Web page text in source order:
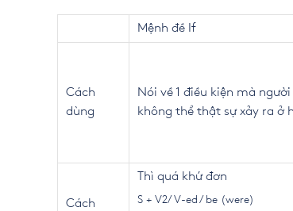
Mệnh đề If
Cách
dùng
Nói về 1 điều kiện mà
không thể thật sự xảy ra ở
Cách
Thì quá khứ đơn
S + V2/ V-ed / be (were)